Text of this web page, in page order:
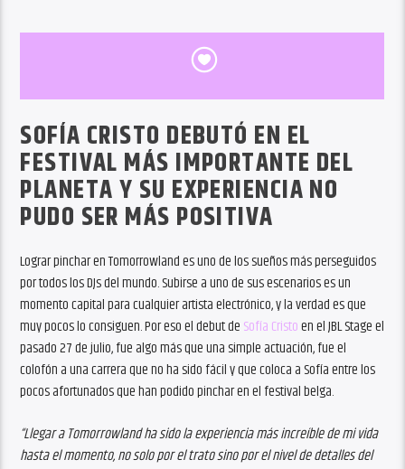
SOFÍA CRISTO DEBUTÓ EN EL
FESTIVAL MÁS IMPORTANTE DEL
PLANETA Y SU EXPERIENCIA NO
PUDO SER MÁS POSITIVA
Lograr pinchar en Tomorrowland es uno de los sueños más perseguidos
por todos los DJs del mundo. Subirse a uno de sus escenarios es un
momento capital para cualquier artista electrónico, y la verdad es que
muy pocos lo consiguen. Por eso el debut de Sofía Cristoen el JBL Stage el
pasado 27 de julio, fue algo más que una simple actuación, fue el
colofón a una carrera que no ha sido fácil y que coloca a Sofía entre los
pocos afortunados que han podido pinchar en el festival belga.
“Llegar a Tomorrowland ha sido la experiencia más increíble de mi vida
hasta el momento, no solo por el trato sino por el nivel de detalles del